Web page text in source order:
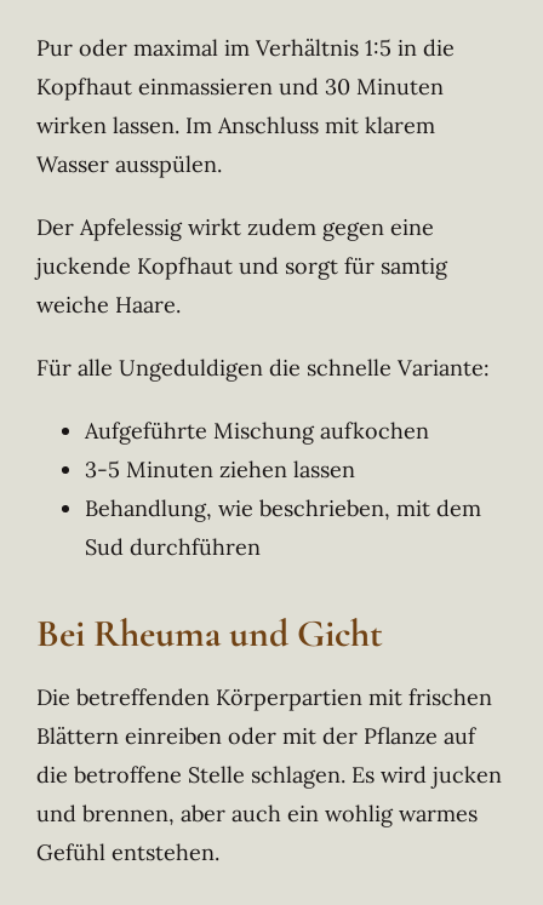
Pur oder maximal im Verhältnis 1:5 in die
Kopfhaut einmassieren und 30 Minuten
wirken lassen. Im Anschluss mit klarem
Wasser ausspülen.
Der Apfelessig wirkt zudem gegen eine
juckende Kopfhaut und sorgt für samtig
weiche Haare.
Für alle Ungeduldigen die schnelle Variante:
Aufgeführte Mischung aufkochen
3-5 Minuten ziehen lassen
Behandlung, wie beschrieben, mit dem
Sud durchführen
Bei Rheuma und Gicht
Die betreffenden Körperpartien mit frischen
Blättern einreiben oder mit der Pflanze auf
die betroffene Stelle schlagen. Es wird jucken
und brennen, aber auch ein wohlig warmes
Gefühl entstehen.